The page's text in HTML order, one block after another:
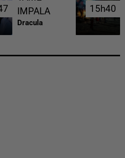
IMPALA
Dracula
15h40
15h40